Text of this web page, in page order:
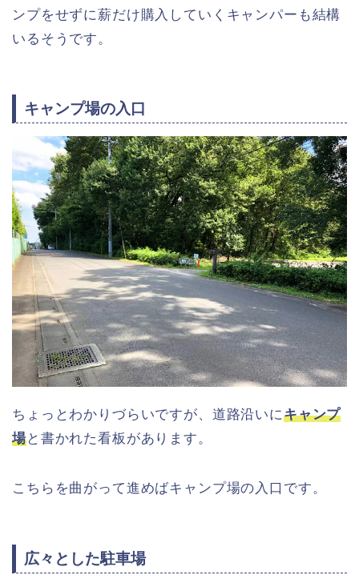
ンプをせずに薪だけ購入していくキャンパーも結構
いるそうです。
キャンプ場の入口
ちょっとわかりづらいですが、道路沿いにキャンプ
場と書かれた看板があります。
こちらを曲がって進めばキャンプ場の入口です。
広々とした駐車場